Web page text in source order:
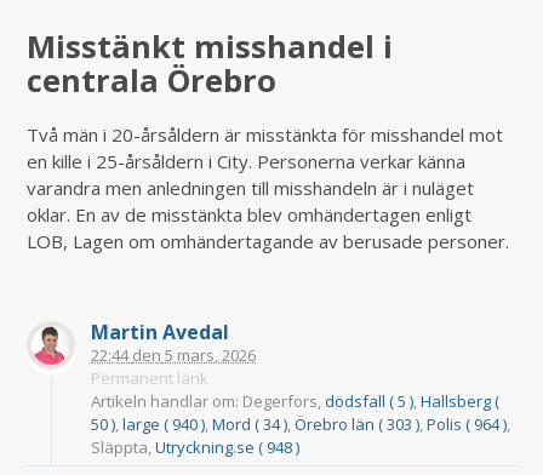
Misstänkt misshandel i
centrala Örebro
Två män i 20-årsåldern är misstänkta för misshandel mot
en kille i 25-årsåldern i City. Personerna verkar känna
varandra men anledningen till misshandeln är i nuläget
oklar. En av de misstänkta blev omhändertagen enligt
LOB, Lagen om omhändertagande av berusade personer.
Martin Avedal
22:44den 5 mars, 2026
Permanent länk
Artikeln handlar om: Degerfors,dödsfall ( 5 ),Hallsberg (
50 ),large ( 940 ),Mord ( 34 ),Örebro län ( 303 ),Polis ( 964 ),
Släppta,Utryckning.se ( 948 )